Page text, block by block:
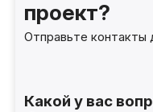
проект?
Отправьте контакты
Какой у вас